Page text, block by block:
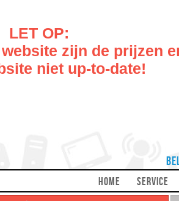
LET OP:
zijn de prijzen
niet up-to-date!
SERVICE
HOME